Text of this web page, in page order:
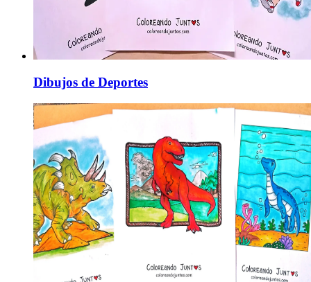
Dibujos de Deportes